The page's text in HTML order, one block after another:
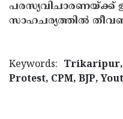
സാഹചര്യത്തില്‍
Keywords: Trikaripur,
Protest, CPM, BJP,